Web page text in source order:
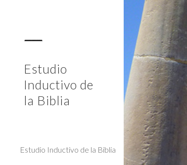
Estudio
Inductivo de
la Biblia
Estudio Inductivo de la Biblia